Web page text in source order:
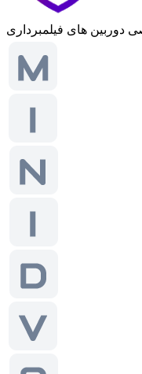
دوربین های فیلمبرداری